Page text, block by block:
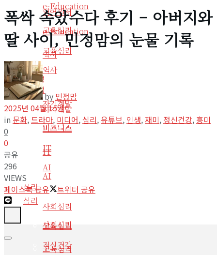
e-Education
교육심리
역사
생산성
자기계발
비즈니스
IT
AI
심리
사회심리
교육심리
영어원서
e-Education
교육심리
역사
생산성
자기계발
비즈니스
IT
AI
심리
사회심리
교육심리
정신건강
폭싹 속았수다 후기 – 아버지와
딸 사이, 민정맘의 눈물 기록
by 민정맘
2025년 04월 15일
in 문화,드라마, 미디어,심리,유튜브, 인생,재미, 정신건강, 흥미
0
0
공유
296
VIEWS
페이스북 공유
트위터 공유